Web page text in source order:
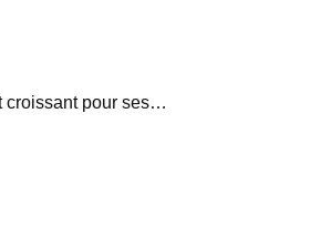
croissant pour ses…